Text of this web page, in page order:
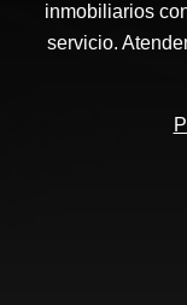
inmobiliarios
servicio.